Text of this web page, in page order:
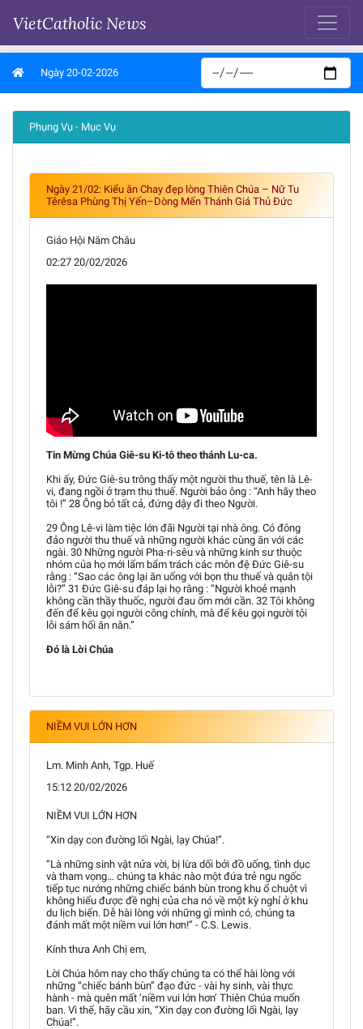
VietCatholic News
Ngày 20-02-2026
Phụng Vụ - Mục Vụ
Ngày 21/02: Kiểu ăn Chay đẹp lòng Thiên Chúa – Nữ Tu
Têrêsa Phùng Thị Yến–Dòng Mến Thánh Giá Thủ Đức
Giáo Hội Năm Châu
02:27 20/02/2026
Tin Mừng Chúa Giê-su Ki-tô theo thánh Lu-ca.
Khi ấy, Đức Giê-su trông thấy một người thu thuế, tên là Lê-
vi, đang ngồi ở trạm thu thuế. Người bảo ông : “Anh hãy theo
tôi !” 28 Ông bỏ tất cả, đứng dậy đi theo Người.
29 Ông Lê-vi làm tiệc lớn đãi Người tại nhà ông. Có đông
đảo người thu thuế và những người khác cùng ăn với các
ngài. 30 Những người Pha-ri-sêu và những kinh sư thuộc
nhóm của họ mới lẩm bẩm trách các môn đệ Đức Giê-su
rằng : “Sao các ông lại ăn uống với bọn thu thuế và quân tội
lỗi?” 31 Đức Giê-su đáp lại họ rằng : “Người khoẻ mạnh
không cần thầy thuốc, người đau ốm mới cần. 32 Tôi không
đến để kêu gọi người công chính, mà để kêu gọi người tội
lỗi sám hối ăn năn.”
Đó là Lời Chúa
NIỀM VUI LỚN HƠN
Lm. Minh Anh, Tgp. Huế
15:12 20/02/2026
NIỀM VUI LỚN HƠN
“Xin dạy con đường lối Ngài, lạy Chúa!”.
“Là những sinh vật nửa vời, bị lừa dối bởi đồ uống, tình dục
và tham vọng… chúng ta khác nào một đứa trẻ ngu ngốc
tiếp tục nướng những chiếc bánh bùn trong khu ổ chuột vì
không hiểu được đề nghị của cha nó về một kỳ nghỉ ở khu
du lịch biển. Dễ hài lòng với những gì mình có, chúng ta
đánh mất một niềm vui lớn hơn!” - C.S. Lewis.
Kính thưa Anh Chị em,
Lời Chúa hôm nay cho thấy chúng ta có thể hài lòng với
những “chiếc bánh bùn” đạo đức - vài hy sinh, vài thực
hành - mà quên mất ‘niềm vui lớn hơn’ Thiên Chúa muốn
ban. Vì thế, hãy cầu xin, “Xin dạy con đường lối Ngài, lạy
Chúa!”.